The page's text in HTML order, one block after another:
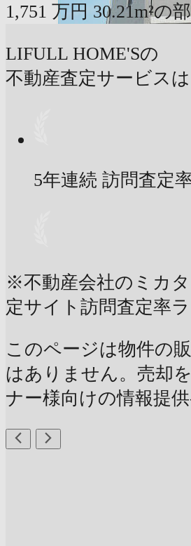
1,751 万円 30.21m²の
LIFULL HOME'Sの
不動産査定サービスは
5年連続 訪問査定
※不動産会社のミカタ
定サイト訪問査定率
このページは物件の
はありません。売却
ナー様向けの情報提供